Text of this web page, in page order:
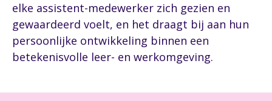
elke assistent-medewerker zich gezien en
gewaardeerd voelt, en het draagt bij aan hun
persoonlijke ontwikkeling binnen een
betekenisvolle leer- en werkomgeving.